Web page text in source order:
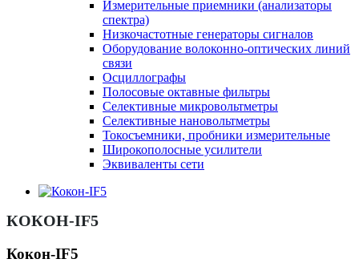
Измерительные приемники (анализаторы
спектра)
Низкочастотные генераторы сигналов
Оборудование волоконно-оптических линий
связи
Осциллографы
Полосовые октавные фильтры
Селективные микровольтметры
Селективные нановольтметры
Токосъемники, пробники измерительные
Широкополосные усилители
Эквиваленты сети
КОКОН-IF5
Кокон-IF5